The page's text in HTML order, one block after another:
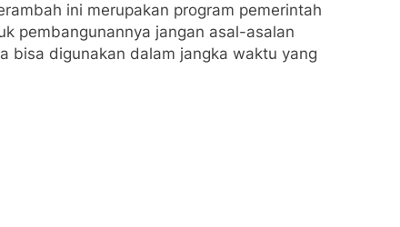
ini merupakan program pemerintah
pembangunannya jangan asal-asalan
bisa digunakan dalam jangka waktu yang